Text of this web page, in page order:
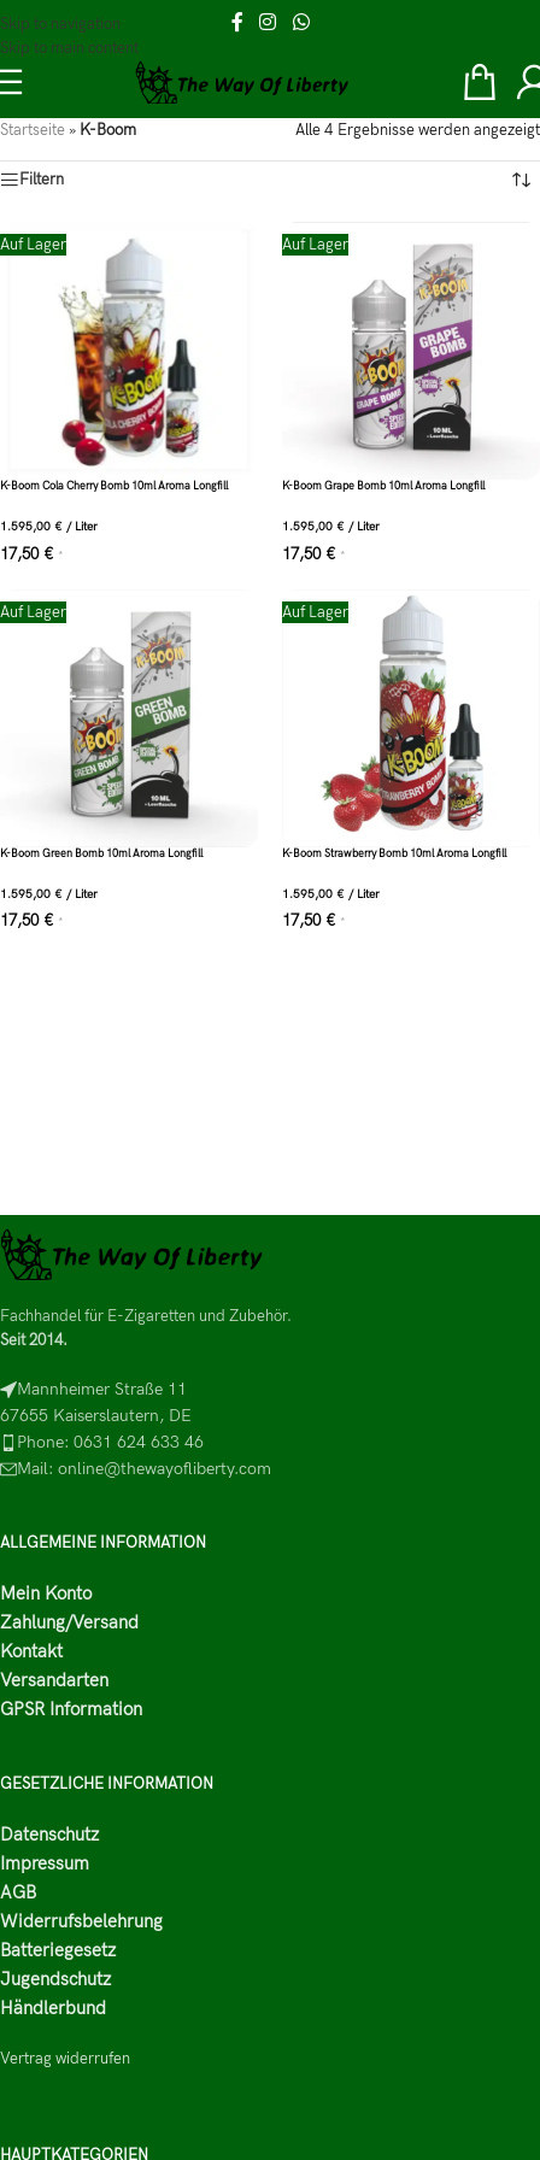
Skip to navigation
Skip to main content
Startseite » K-Boom Alle 4 Ergebnisse werden angezeigt
Filtern
Auf Lager
K-Boom Cola Cherry Bomb 10ml Aroma Longfill
1.595,00 € / Liter
17,50 € *
Auf Lager
K-Boom Grape Bomb 10ml Aroma Longfill
1.595,00 € / Liter
17,50 € *
Auf Lager
K-Boom Green Bomb 10ml Aroma Longfill
1.595,00 € / Liter
17,50 € *
Auf Lager
K-Boom Strawberry Bomb 10ml Aroma Longfill
1.595,00 € / Liter
17,50 € *
Fachhandel für E-Zigaretten und Zubehör.
Seit 2014.
Mannheimer Straße 11
67655 Kaiserslautern, DE
Phone: 0631 624 633 46
Mail: online@thewayofliberty.com
ALLGEMEINE INFORMATION
Mein Konto
Zahlung/Versand
Kontakt
Versandarten
GPSR Information
GESETZLICHE INFORMATION
Datenschutz
Impressum
AGB
Widerrufsbelehrung
Batteriegesetz
Jugendschutz
Händlerbund
Vertrag widerrufen
HAUPTKATEGORIEN